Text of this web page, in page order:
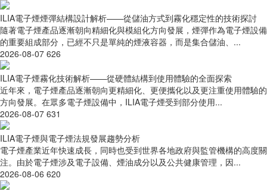
ILIA電子煙煙彈結構設計解析——從儲油方式到霧化穩定性的技術探討
隨著電子煙產品逐漸朝向精細化與模組化方向發展，煙彈作為電子煙設備
的重要組成部分，已經不只是單純的煙液容器，而是集合儲油、...
2026-08-07 626
ILIA電子煙霧化技術解析——從硬體結構到使用體驗的全面探索
近年來，電子煙產品逐漸朝向更精細化、更便攜化以及更注重使用體驗的
方向發展。在眾多電子煙設備中，ILIA電子煙受到部分使用...
2026-08-07 631
ILIA電子煙與電子煙法規發展趨勢分析
電子煙產業近年快速成長，同時也受到世界各地政府與監管機構的高度關
注。由於電子煙涉及電子設備、煙油成分以及公共健康管理，因...
2026-08-06 620